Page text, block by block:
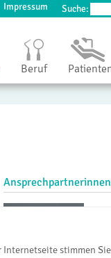
Suche:
Impressum
stimmen
Beruf
Ansprechpartnerinnen